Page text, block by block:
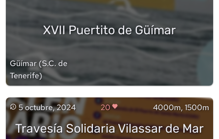
XVII Puertito de Güímar
Güímar(S.C. de
Tenerife)
5 octubre, 2024 20 4000m, 1500m
Travesía Solidaria Vilassar de Mar